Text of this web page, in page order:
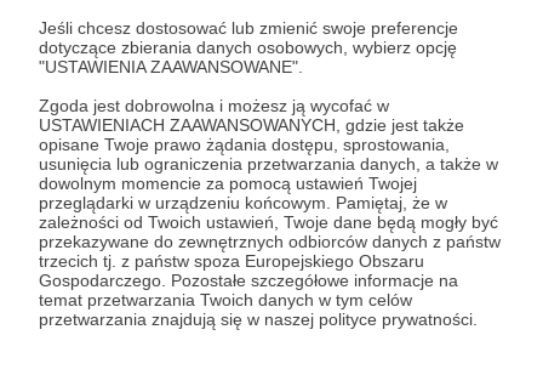
Jeśli chcesz dostosować lub zmienić swoje preferencje
dotyczące zbierania danych osobowych, wybierz opcję
"USTAWIENIA ZAAWANSOWANE".
Zgoda jest dobrowolna i możesz ją wycofać w
USTAWIENIACH ZAAWANSOWANYCH, gdzie jest także
opisane Twoje prawo żądania dostępu, sprostowania,
usunięcia lub ograniczenia przetwarzania danych, a także w
dowolnym momencie za pomocą ustawień Twojej
przeglądarki w urządzeniu końcowym. Pamiętaj, że w
zależności od Twoich ustawień, Twoje dane będą mogły być
przekazywane do zewnętrznych odbiorców danych z państw
trzecich tj. z państw spoza Europejskiego Obszaru
Gospodarczego. Pozostałe szczegółowe informacje na
temat przetwarzania Twoich danych w tym celów
przetwarzania znajdują się w naszej polityce prywatności.
* Zapoznałem się i akceptujęRegulaminserwisu oraz
* Wyrażam zgodę na przetwarzanie moich danych
osobowych podanych w formularzu rejestracyjnym w celu
prawidłowego świadczenia usług serwisu Patronite.
Wyrażam zgodę na otrzymywanie drogą elektroniczną
informacji handlowych - newslettera. Opcja ta może zostać
zmieniona w ustawieniach konta.